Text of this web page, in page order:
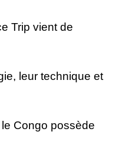
Trip vient de
leur technique et
Congo possède